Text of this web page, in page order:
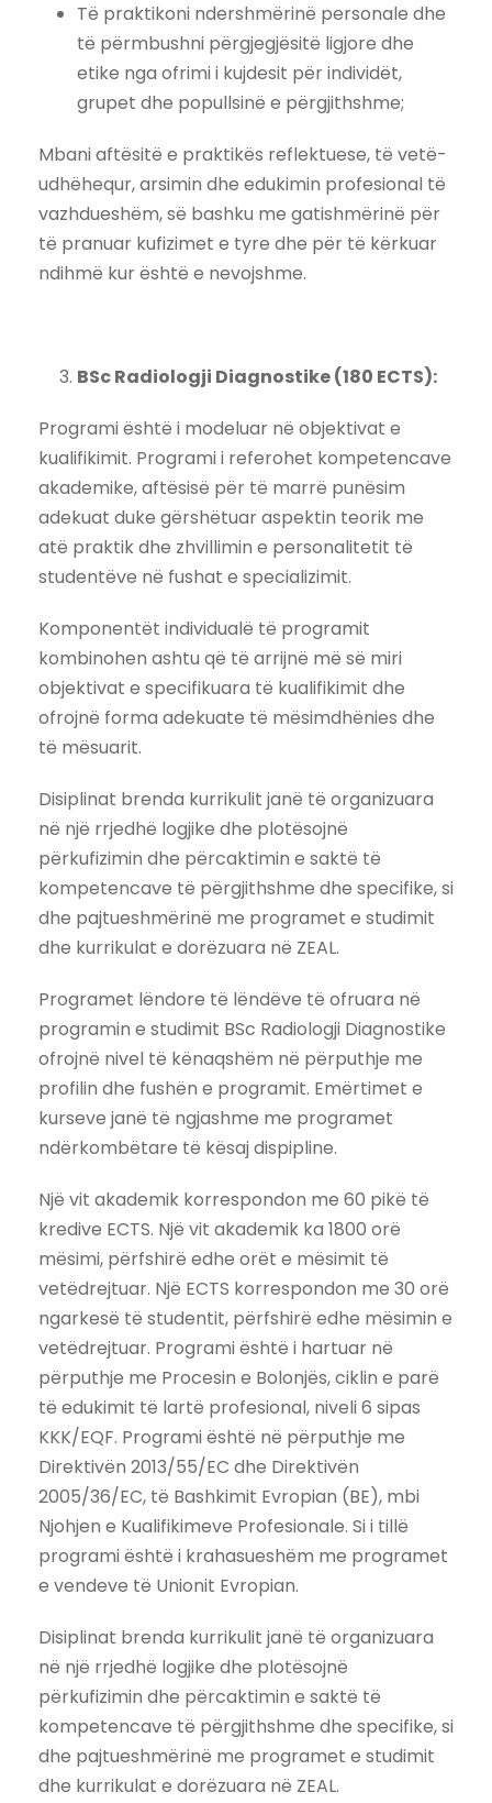
Të praktikoni ndershmërinë personale dhe
të përmbushni përgjegjësitë ligjore dhe
etike nga ofrimi i kujdesit për individët,
grupet dhe popullsinë e përgjithshme;
Mbani aftësitë e praktikës reflektuese, të vetë-
udhëhequr, arsimin dhe edukimin profesional të
vazhdueshëm, së bashku me gatishmërinë për
të pranuar kufizimet e tyre dhe për të kërkuar
ndihmë kur është e nevojshme.
BSc Radiologji Diagnostike (180 ECTS):
Programi është i modeluar në objektivat e
kualifikimit. Programi i referohet kompetencave
akademike, aftësisë për të marrë punësim
adekuat duke gërshëtuar aspektin teorik me
atë praktik dhe zhvillimin e personalitetit të
studentëve në fushat e specializimit.
Komponentët individualë të programit
kombinohen ashtu që të arrijnë më së miri
objektivat e specifikuara të kualifikimit dhe
ofrojnë forma adekuate të mësimdhënies dhe
të mësuarit.
Disiplinat brenda kurrikulit janë të organizuara
në një rrjedhë logjike dhe plotësojnë
përkufizimin dhe përcaktimin e saktë të
kompetencave të përgjithshme dhe specifike, si
dhe pajtueshmërinë me programet e studimit
dhe kurrikulat e dorëzuara në ZEAL.
Programet lëndore të lëndëve të ofruara në
programin e studimit BSc Radiologji Diagnostike
ofrojnë nivel të kënaqshëm në përputhje me
profilin dhe fushën e programit. Emërtimet e
kurseve janë të ngjashme me programet
ndërkombëtare të kësaj dispipline.
Një vit akademik korrespondon me 60 pikë të
kredive ECTS. Një vit akademik ka 1800 orë
mësimi, përfshirë edhe orët e mësimit të
vetëdrejtuar. Një ECTS korrespondon me 30 orë
ngarkesë të studentit, përfshirë edhe mësimin e
vetëdrejtuar. Programi është i hartuar në
përputhje me Procesin e Bolonjës, ciklin e parë
të edukimit të lartë profesional, niveli 6 sipas
KKK/EQF. Programi është në përputhje me
Direktivën 2013/55/EC dhe Direktivën
2005/36/EC, të Bashkimit Evropian (BE), mbi
Njohjen e Kualifikimeve Profesionale. Si i tillë
programi është i krahasueshëm me programet
e vendeve të Unionit Evropian.
Disiplinat brenda kurrikulit janë të organizuara
në një rrjedhë logjike dhe plotësojnë
përkufizimin dhe përcaktimin e saktë të
kompetencave të përgjithshme dhe specifike, si
dhe pajtueshmërinë me programet e studimit
dhe kurrikulat e dorëzuara në ZEAL.